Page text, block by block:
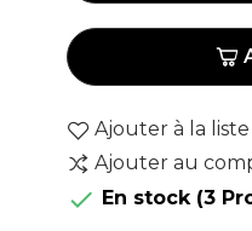
Ajouter à la
Ajouter au
 En stock (3